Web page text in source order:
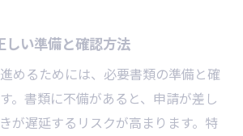
しい準備と確認方法
めるためには、必要書類の準備と確
。書類に不備があると、申請が差し
が遅延するリスクが高まります。特